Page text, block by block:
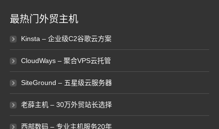
最热门外贸主机
Kinsta – 企业级C2谷歌云方案
CloudWays – 聚合VPS云托管
SiteGround – 五星级云服务器
老薛主机 – 30万外贸站长选择
西部数码 – 专业主机服务20年